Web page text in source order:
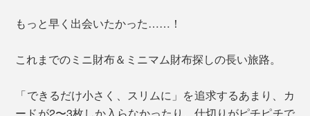
もっと早く出会いたかった……！
これまでのミニ財布＆ミニマム財布探しの長い旅路。
「できるだけ小さく、スリムに」を追求するあまり、カ
ードが2〜3枚しか入らなかったり、仕切りがピチピチで